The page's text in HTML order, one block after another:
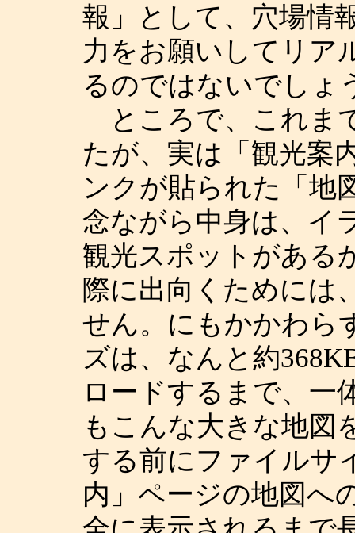
報」として、穴場情
力をお願いしてリア
るのではないでしょ
ところで、これま
たが、実は「観光案
ンクが貼られた「地
念ながら中身は、イ
観光スポットがある
際に出向くためには
せん。にもかかわら
ズは、なんと約
ロードするまで、一
もこんな大きな地図
する前にファイルサ
内」ページの地図